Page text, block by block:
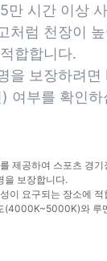
만 시간 이상
필요성을 최소
처럼 천장이
합합니다.
을 보장하려면
여부를 확인하
제공하여 스포츠 경기
을 보장합니다.
이 요구되는 장소에 적
(4000K~5000K)와 루